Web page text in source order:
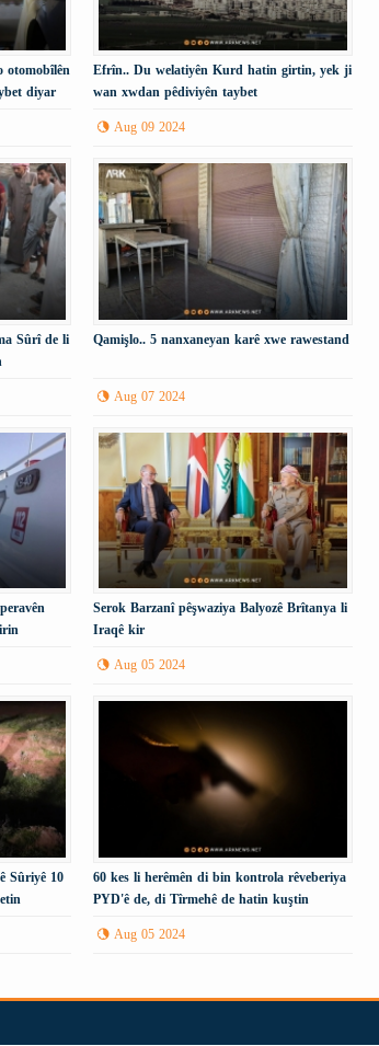
diyar
Efrîn.. Du welatiyên Kurd hatin girtin, yek ji
wan xwdan pêdiviyên taybet
Aug 09 2024
Sûrî de li
Qamişlo.. 5 nanxaneyan karê xwe rawestand
Aug 07 2024
Serok Barzanî pêşwaziya Balyozê Brîtanya li
Iraqê kir
Aug 05 2024
Sûriyê 10
60 kes li herêmên di bin kontrola rêveberiya
PYD'ê de, di Tîrmehê de hatin kuştin
Aug 05 2024